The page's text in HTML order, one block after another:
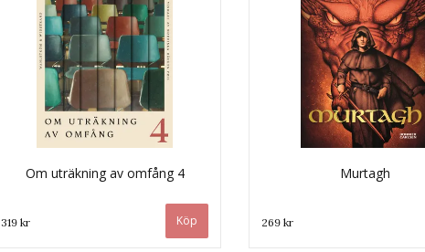
Om uträkning av omfång 4
319 kr
Murtagh
269 kr